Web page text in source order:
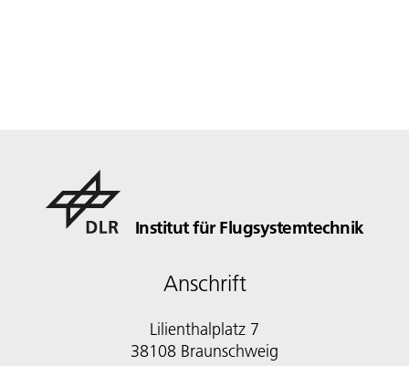
Institut für Flugsystemtechnik
Anschrift
Lilienthalplatz 7
38108 Braunschweig